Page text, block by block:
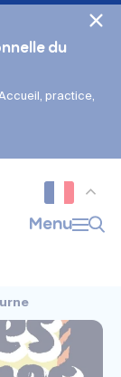
du
practice,
Menu